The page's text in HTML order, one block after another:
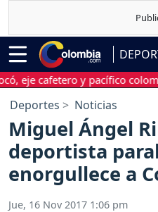
cafetero y pacífico
Deportes Noticias
Miguel Ángel
deportista
enorgullece a
Jue, 16 Nov 2017 1:06 pm